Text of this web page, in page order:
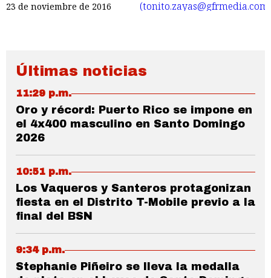
23 de noviembre de 2016
Últimas noticias
11:29 p.m.
Oro y récord: Puerto Rico se impone en
el 4x400 masculino en Santo Domingo
2026
10:51 p.m.
Los Vaqueros y Santeros protagonizan
fiesta en el Distrito T-Mobile previo a la
final del BSN
9:34 p.m.
Stephanie Piñeiro se lleva la medalla